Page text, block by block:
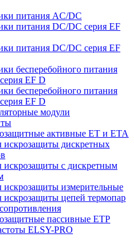
питания AC/DC
питания DC/DC серия EF
питания DC/DC серия EF
бесперебойного питания
EF D
бесперебойного питания
EF D
модули
активные ET и ETA
искрозащиты дискретных
искрозащиты с дискретным
искрозащиты измерительные
искрозащиты цепей термопар
пассивные ЕТР
ELSY-PRO